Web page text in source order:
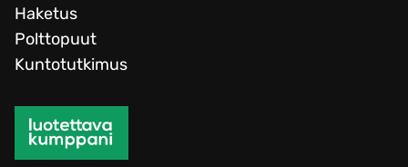
Haketus
Polttopuut
Kuntotutkimus